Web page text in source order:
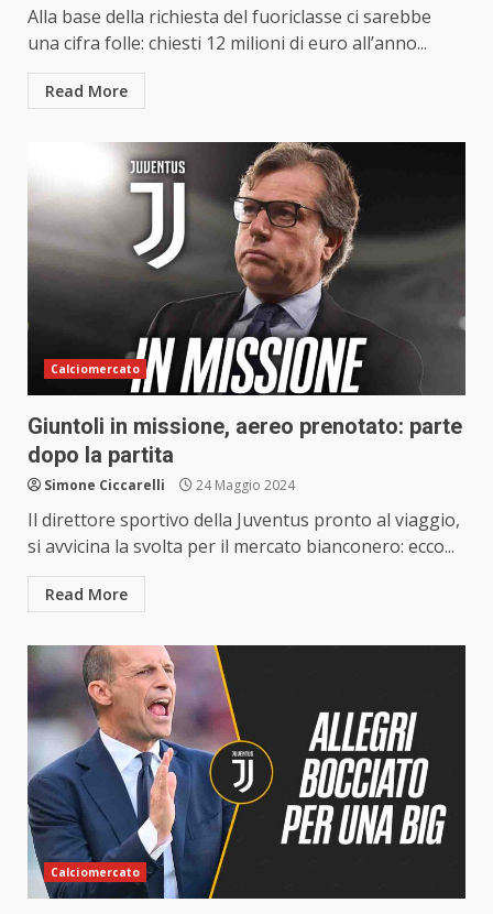
Alla base della richiesta del fuoriclasse ci sarebbe
una cifra folle: chiesti 12 milioni di euro all’anno...
Read More
Calciomercato
Giuntoli in missione, aereo prenotato: parte
dopo la partita
Simone Ciccarelli 24 Maggio 2024
Il direttore sportivo della Juventus pronto al viaggio,
si avvicina la svolta per il mercato bianconero: ecco...
Read More
Calciomercato